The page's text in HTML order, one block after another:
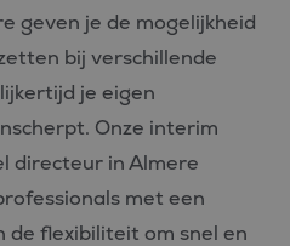
geven je de mogelijkheid
bij verschillende
je eigen
Onze interim
directeur in Almere
met een
de flexibiliteit om snel en